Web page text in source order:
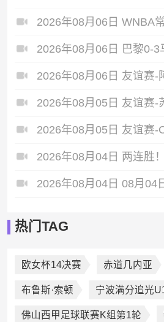
热门TAG
欧女杯14决赛 赤道几内亚
布鲁斯·索顿 宁波满分追光
佛山西甲足球联赛K组第1轮